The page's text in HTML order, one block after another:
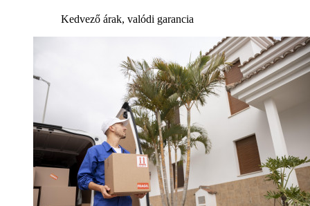
Kedvező árak, valódi garancia